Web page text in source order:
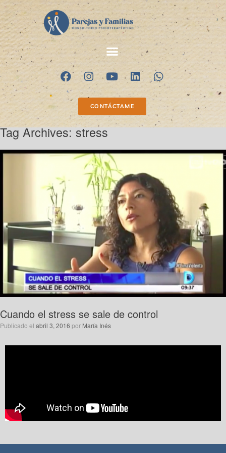
CONTÁCTAME
Tag Archives:stress
Cuando el stress se sale de control
Publicado el abril 3, 2016 por María Inés